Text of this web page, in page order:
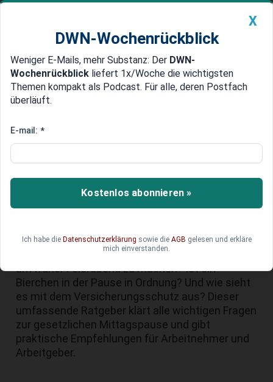
Newsticker MEIN DWN: Geldanlage Premium
Edelmetalle DWN-Magazin China
Mittagspause in Deutschland:
was nicht
Die Mittagspause in Deutschland ist mehr als nur
eine Unterbrechung der Arbeitszeit – sie ist
viele Arbeitnehmer sind unsicher: Was ist
erlaubt, und was nicht? Darf man durcharbeiten,
um früher Feierabend zu machen? Ist ein
Bierchen in der Pause in Ordnung? Und wie sieht
es mit dem Versicherungsschutz aus? Dieser
umfassende Ratgeber klärt alle wichtigen Fragen
zur gesetzlichen Mittagspause und gibt
praktische Empfehlungen für Arbeitnehmer und
Arbeitgeber.
X
DWN-Wochenrückblick
Weniger E-Mails, mehr Substanz: Der DWN-
Wochenrückblick liefert 1x/Woche die wichtigsten
Themen kompakt als Podcast. Für alle, deren Postfach
überläuft.
E-mail: *
Kostenlos abonnieren »
Ich habe die Datenschutzerklärung sowie die AGB gelesen und erkläre
mich einverstanden.